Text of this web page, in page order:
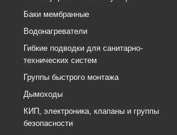
Баки мембранные
Водонагреватели
Гибкие подводки для санитарно-
технических систем
Группы быстрого монтажа
Дымоходы
КИП, электроника, клапаны и группы
безопасности